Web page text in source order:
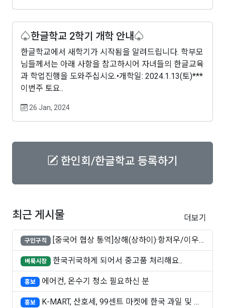
♤한글학교 2학기 개학 안내♤
한글학교에서 새학기가 시작됨을 알려드립니다. 학부모
님들께서는 아래 사항을 참고하시어 자녀들의 한글교육
과 학업진행을 도와주십시오.•개학일: 2024.1.13(토)***
이번주 토요..
26 Jan, 2024
한인회/한글학교 등록하기
최근 게시물 더보기
구인구직
[중국어 협상 통역]상해(상하이)·항저우/이우·
쑤..
벼룩시장 한국귀국하게 되어서 중고품 처리해요..
홍보 에어컨, 온수기 청소 필요하신 분
홍보
K-MART, 산호세, 99센트 마켓에 한국 과일 및 빵